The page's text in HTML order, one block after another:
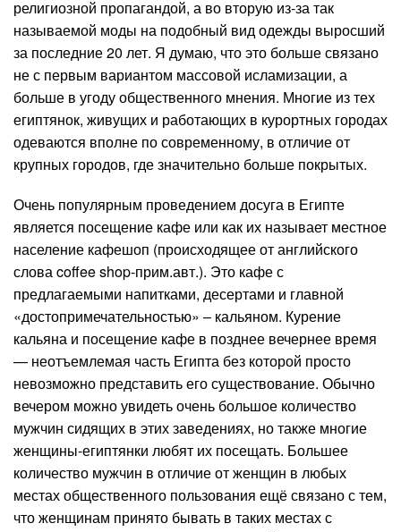
религиозной пропагандой, а во вторую из-за так
называемой моды на подобный вид одежды выросший
за последние 20 лет. Я думаю, что это больше связано
не с первым вариантом массовой исламизации, а
больше в угоду общественного мнения. Многие из тех
египтянок, живущих и работающих в курортных городах
одеваются вполне по современному, в отличие от
крупных городов, где значительно больше покрытых.
Очень популярным проведением досуга в Египте
является посещение кафе или как их называет местное
население кафешоп (происходящее от английского
слова coffee shop-прим.авт.). Это кафе с
предлагаемыми напитками, десертами и главной
«достопримечательностью» – кальяном. Курение
кальяна и посещение кафе в позднее вечернее время
— неотъемлемая часть Египта без которой просто
невозможно представить его существование. Обычно
вечером можно увидеть очень большое количество
мужчин сидящих в этих заведениях, но также многие
женщины-египтянки любят их посещать. Большее
количество мужчин в отличие от женщин в любых
местах общественного пользования ещё связано с тем,
что женщинам принято бывать в таких местах с